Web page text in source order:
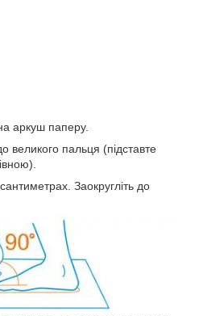
аркуш паперу.
великого пальця (підставте
Заокругліть до